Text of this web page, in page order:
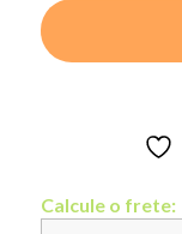
Calcule o frete: